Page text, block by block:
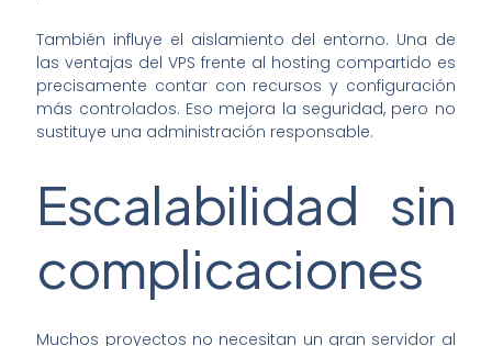
También influye el aislamiento del entorno. Una de
las ventajas del VPS frente al hosting compartido es
precisamente contar con recursos y configuración
más controlados. Eso mejora la seguridad, pero no
sustituye una administración responsable.
Escalabilidad sin
complicaciones
Muchos proyectos no necesitan un gran servidor al